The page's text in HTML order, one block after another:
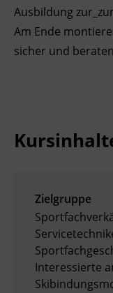
Deutsch und
Akademisches
BFI Reutte
Ausbildung
Am Ende
sicher und
Zielgruppe
Interessierte